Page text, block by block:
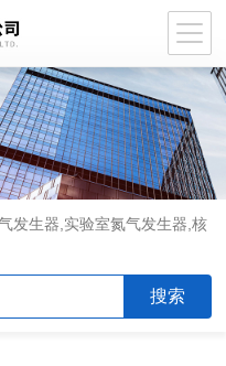
发生器,实验室氮气发生器,核